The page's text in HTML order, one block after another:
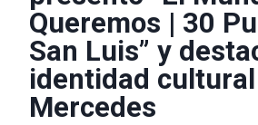
Queremos | 30
San Luis” y
identidad
Mercedes